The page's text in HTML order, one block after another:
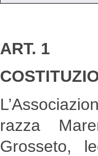
ART. 1
razza
Grosseto,